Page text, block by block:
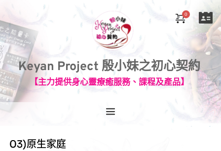
Keyan Project 殷小妹之初心契約
【主力提供身心靈療癒服務、課程及產品】
03)原生家庭